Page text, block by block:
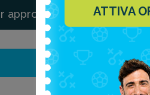
approfondire clicca qui
ATTIVA